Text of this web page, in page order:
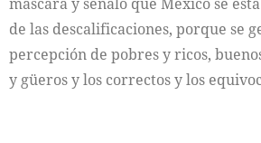
de las descalificaciones, porque se
percepción de pobres y ricos,
y güeros y los correctos y los